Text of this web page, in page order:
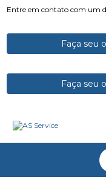
Entre em contato com um
Faça seu
Faça seu